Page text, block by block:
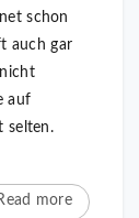
schon
auch gar
auf
selten.
more